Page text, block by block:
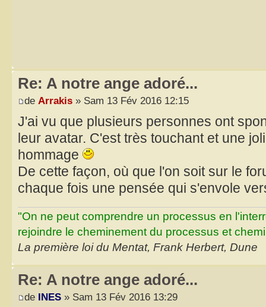
Re: A notre ange adoré...
de Arrakis » Sam 13 Fév 2016 12:15
J'ai vu que plusieurs personnes ont
leur avatar. C'est très touchant et une
hommage
De cette façon, où que l'on soit sur le
chaque fois une pensée qui s'envole
"On ne peut comprendre un processus en
rejoindre le cheminement du processus et
La première loi du Mentat, Frank Herbert, Dune
Re: A notre ange adoré...
de INES » Sam 13 Fév 2016 13:29